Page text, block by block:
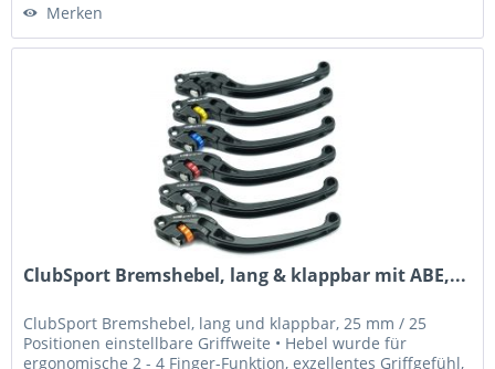
Merken
ClubSport Bremshebel, lang & klappbar mit ABE,...
ClubSport Bremshebel, lang und klappbar, 25 mm / 25
Positionen einstellbare Griffweite • Hebel wurde für
ergonomische 2 - 4 Finger-Funktion, exzellentes Griffgefühl,